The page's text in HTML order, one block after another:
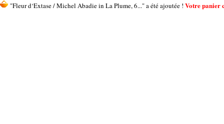
"Fleur d‘Extase / Michel Abadie in La Plume, 6..." a été ajoutée ! Votre panier